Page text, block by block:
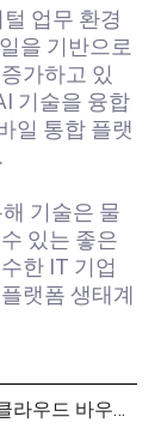
업무 환경
을 기반으로
가하고 있
기술을 융합
일 통합 플랫
기술은 물
있는 좋은
한 IT 기업
랫폼 생태계
GS비즈플, ‘2025년 중소기업 클라우드 바우처 지원 사업’ 첫 공급기업 선정